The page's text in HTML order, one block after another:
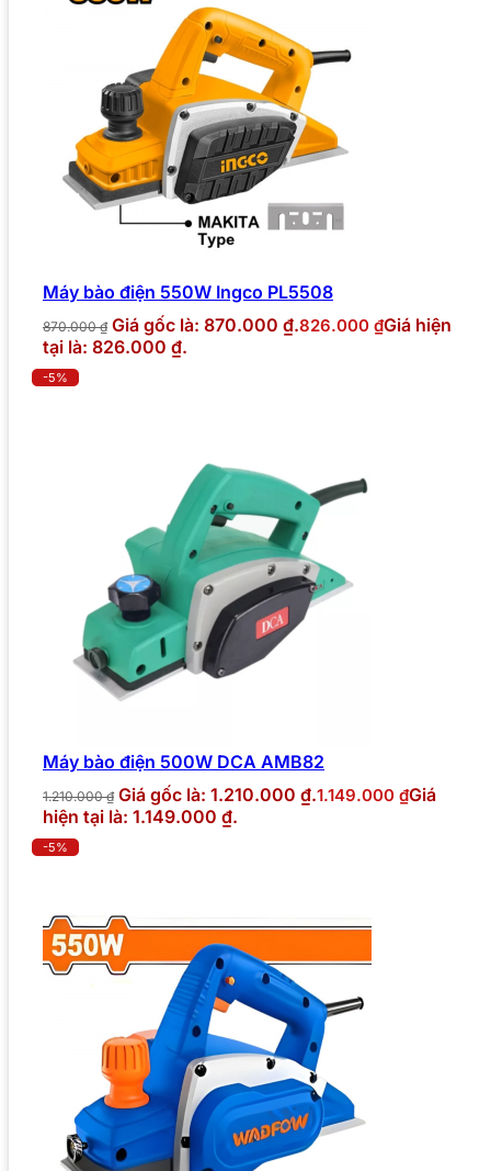
Máy bào điện 550W Ingco PL5508
870.000₫ Giá gốc là: 870.000 ₫.826.000 ₫Giá hiện
tại là: 826.000 ₫.
-5%
Máy bào điện 500W DCA AMB82
1.210.000₫ Giá gốc là: 1.210.000 ₫.1.149.000 ₫Giá
hiện tại là: 1.149.000 ₫.
-5%